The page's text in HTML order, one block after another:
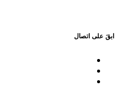
ابقَ على اتصال